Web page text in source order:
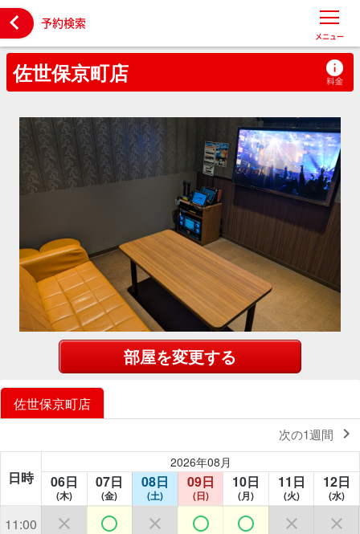
 予約検索
メニュー
佐世保京町店
部屋を変更する
佐世保京町店
次の1週間 
日時
2026年08月
06日
(木)
07日
(金)
08日
(土)
09日
(日)
10日
(月)
11日
(火)
12日
(水)
11:00       